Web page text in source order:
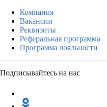
Компания
Вакансии
Реквизиты
Реферальная программа
Программа лояльности
Подписывайтесь на нас